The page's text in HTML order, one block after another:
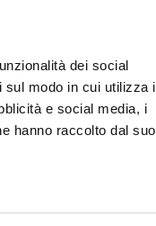
dei social
sul modo in cui utilizza
e social media, i
hanno raccolto dal suo
Studi Religiosi